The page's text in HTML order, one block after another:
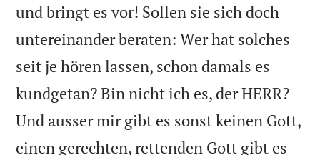
und bringt es vor! Sollen sie sich doch
untereinander beraten: Wer hat solches
seit je hören lassen, schon damals es
kundgetan? Bin nicht ich es, der HERR?
Und ausser mir gibt es sonst keinen Gott,
einen gerechten, rettenden Gott gibt es